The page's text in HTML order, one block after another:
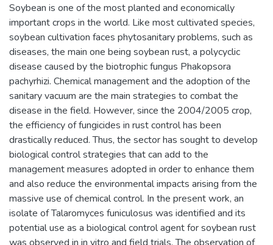
Soybean is one of the most planted and economically
important crops in the world. Like most cultivated species,
soybean cultivation faces phytosanitary problems, such as
diseases, the main one being soybean rust, a polycyclic
disease caused by the biotrophic fungus Phakopsora
pachyrhizi. Chemical management and the adoption of the
sanitary vacuum are the main strategies to combat the
disease in the field. However, since the 2004/2005 crop,
the efficiency of fungicides in rust control has been
drastically reduced. Thus, the sector has sought to develop
biological control strategies that can add to the
management measures adopted in order to enhance them
and also reduce the environmental impacts arising from the
massive use of chemical control. In the present work, an
isolate of Talaromyces funiculosus was identified and its
potential use as a biological control agent for soybean rust